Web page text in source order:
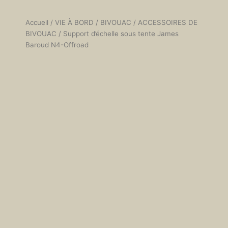
Accueil / VIE À BORD / BIVOUAC / ACCESSOIRES DE
BIVOUAC / Support d’échelle sous tente James
Baroud N4-Offroad